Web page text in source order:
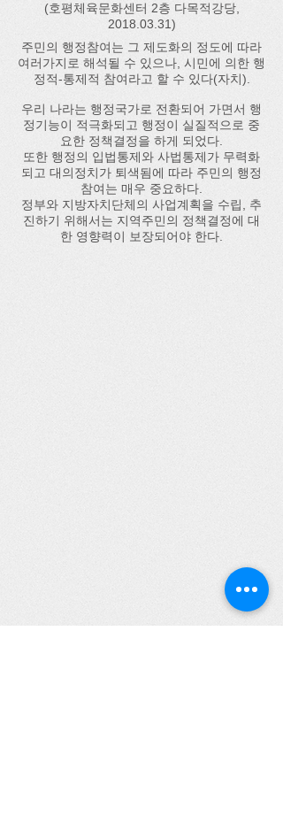
(호평체육문화센터 2층 다목적강당,
2018.03.31)
주민의 행정참여는 그 제도화의 정도에 따라
여러가지로 해석될 수 있으나, 시민에 의한 행
정적-통제적 참여라고 할 수 있다(자치).
우리 나라는 행정국가로 전환되어 가면서 행
정기능이 적극화되고 행정이 실질적으로 중
요한 정책결정을 하게 되었다.
또한 행정의 입법통제와 사법통제가 무력화
되고 대의정치가 퇴색됨에 따라 주민의 행정
참여는 매우 중요하다.
​정부와 지방자치단체의 사업계획을 수립, 추
진하기 위해서는 지역주민의 정책결정에 대
한 영향력이 보장되어야 한다.